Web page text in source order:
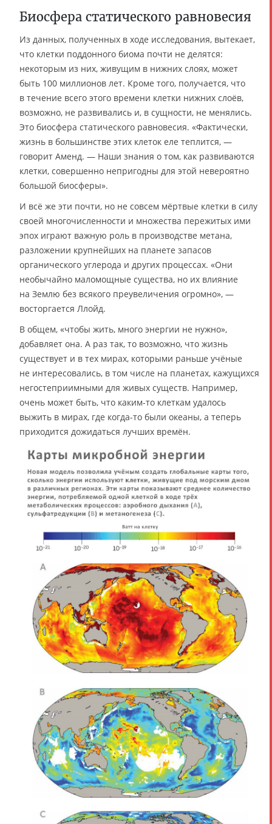
Биосфера статического равновесия
Из данных, полученных в ходе исследования, вытекает,
что клетки поддонного биома почти не делятся:
некоторым из них, живущим в нижних слоях, может
быть 100 миллионов лет. Кроме того, получается, что
в течение всего этого времени клетки нижних слоёв,
возможно, не развивались и, в сущности, не менялись.
Это биосфера статического равновесия. «Фактически,
жизнь в большинстве этих клеток еле теплится, —
говорит Аменд. — Наши знания о том, как развиваются
клетки, совершенно непригодны для этой невероятно
большой биосферы».
И всё же эти почти, но не совсем мёртвые клетки в силу
своей многочисленности и множества пережитых ими
эпох играют важную роль в производстве метана,
разложении крупнейших на планете запасов
органического углерода и других процессах. «Они
необычайно маломощные существа, но их влияние
на Землю без всякого преувеличения огромно», —
восторгается Ллойд.
В общем, «чтобы жить, много энергии не нужно»,
добавляет она. А раз так, то возможно, что жизнь
существует и в тех мирах, которыми раньше учёные
не интересовались, в том числе на планетах, кажущихся
негостеприимными для живых существ. Например,
очень может быть, что каким-то клеткам удалось
выжить в мирах, где когда-то были океаны, а теперь
приходится дожидаться лучших времён.